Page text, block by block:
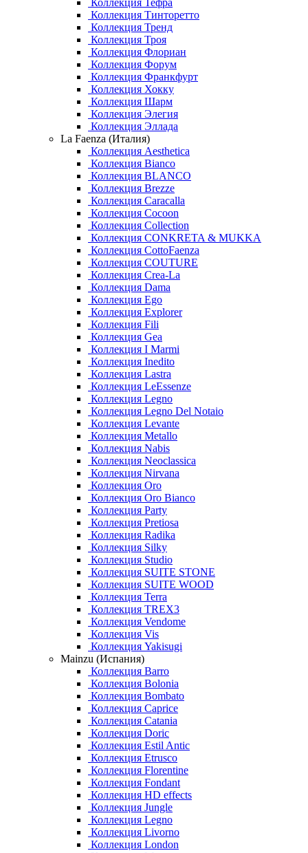
Коллекция Тефра
Коллекция Тинторетто
Коллекция Тренд
Коллекция Троя
Коллекция Флориан
Коллекция Форум
Коллекция Франкфурт
Коллекция Хокку
Коллекция Шарм
Коллекция Элегия
Коллекция Эллада
La Faenza (Италия)
Коллекция Aesthetica
Коллекция Bianco
Коллекция BLANCO
Коллекция Brezze
Коллекция Caracalla
Коллекция Cocoon
Коллекция Collection
Коллекция CONKRETA & MUKKA
Коллекция CottoFaenza
Коллекция COUTURE
Коллекция Crea-La
Коллекция Dama
Коллекция Ego
Коллекция Explorer
Коллекция Fili
Коллекция Gea
Коллекция I Marmi
Коллекция Inedito
Коллекция Lastra
Коллекция LeEssenze
Коллекция Legno
Коллекция Legno Del Notaio
Коллекция Levante
Коллекция Metallo
Коллекция Nabis
Коллекция Neoclassica
Коллекция Nirvana
Коллекция Oro
Коллекция Oro Bianco
Коллекция Party
Коллекция Pretiosa
Коллекция Radika
Коллекция Silky
Коллекция Studio
Коллекция SUITE STONE
Коллекция SUITE WOOD
Коллекция Terra
Коллекция TREX3
Коллекция Vendome
Коллекция Vis
Коллекция Yakisugi
Mainzu (Испания)
Коллекция Barro
Коллекция Bolonia
Коллекция Bombato
Коллекция Caprice
Коллекция Catania
Коллекция Doric
Коллекция Estil Antic
Коллекция Etrusco
Коллекция Florentine
Коллекция Fondant
Коллекция HD effects
Коллекция Jungle
Коллекция Legno
Коллекция Livorno
Коллекция London